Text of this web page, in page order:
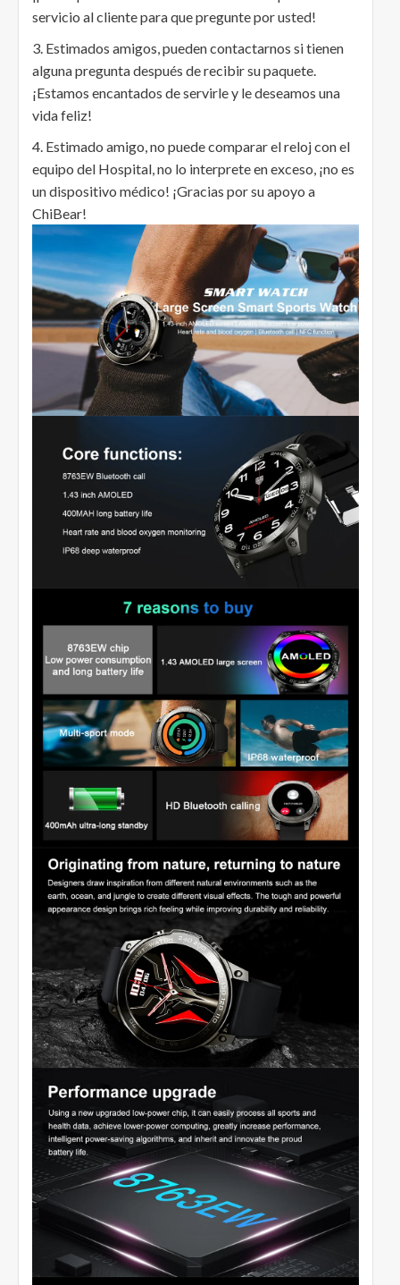
servicio al cliente para que pregunte por usted!
3. Estimados amigos, pueden contactarnos si tienen
alguna pregunta después de recibir su paquete.
¡Estamos encantados de servirle y le deseamos una
vida feliz!
4. Estimado amigo, no puede comparar el reloj con el
equipo del Hospital, no lo interprete en exceso, ¡no es
un dispositivo médico! ¡Gracias por su apoyo a
ChiBear!